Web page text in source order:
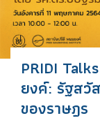
PRIDI
ยงค์: รัฐสวั
ของราษฎร